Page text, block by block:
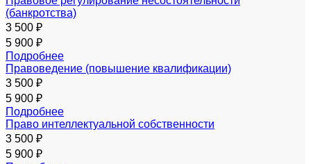
(банкротства)
3 500 ₽
5 900 ₽
Подробнее
Правоведение (повышение квалификации)
3 500 ₽
5 900 ₽
Подробнее
Право интеллектуальной собственности
3 500 ₽
5 900 ₽